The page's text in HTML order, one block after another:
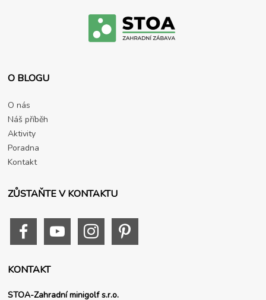
O BLOGU
O nás
Náš příběh
Aktivity
Poradna
Kontakt
ZŮSTAŇTE V KONTAKTU
KONTAKT
STOA-Zahradní minigolf s.r.o.